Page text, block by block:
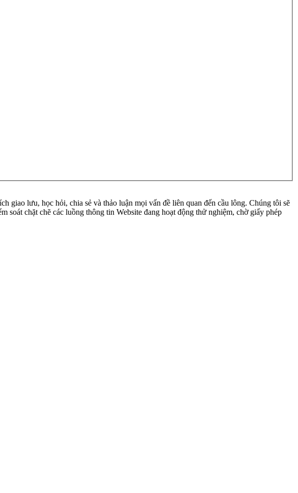
lưu, học hỏi, chia sẻ và thảo luận mọi vấn đề liên quan đến cầu lông. Chúng tôi sẽ
chặt chẽ các luồng thông tin Website đang hoạt động thử nghiệm, chờ giấy phép